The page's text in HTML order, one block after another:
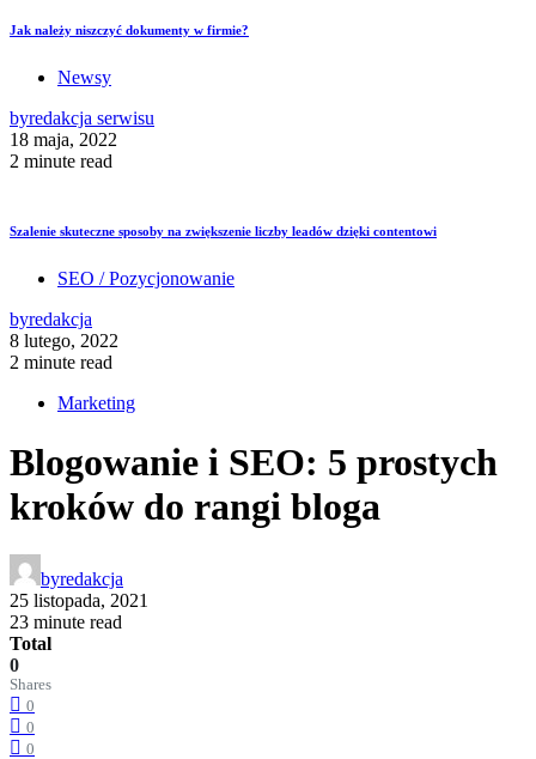
Jak należy niszczyć dokumenty w firmie?
Newsy
byredakcja serwisu
18 maja, 2022
2 minute read
Szalenie skuteczne sposoby na zwiększenie liczby leadów dzięki contentowi
SEO / Pozycjonowanie
byredakcja
8 lutego, 2022
2 minute read
Marketing
Blogowanie i SEO: 5 prostych
kroków do rangi bloga
byredakcja
25 listopada, 2021
23 minute read
Total
0
Shares
0
0
0